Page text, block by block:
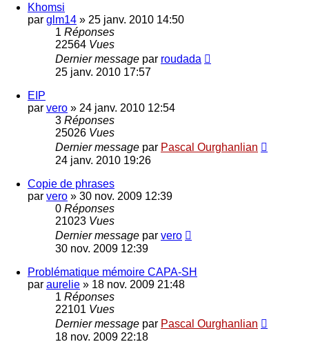
Khomsi
par glm14 » 25 janv. 2010 14:50
1 Réponses
22564 Vues
Dernier message par roudada
25 janv. 2010 17:57
EIP
par vero » 24 janv. 2010 12:54
3 Réponses
25026 Vues
Dernier message par Pascal Ourghanlian
24 janv. 2010 19:26
Copie de phrases
par vero » 30 nov. 2009 12:39
0 Réponses
21023 Vues
Dernier message par vero
30 nov. 2009 12:39
Problématique mémoire CAPA-SH
par aurelie » 18 nov. 2009 21:48
1 Réponses
22101 Vues
Dernier message par Pascal Ourghanlian
18 nov. 2009 22:18